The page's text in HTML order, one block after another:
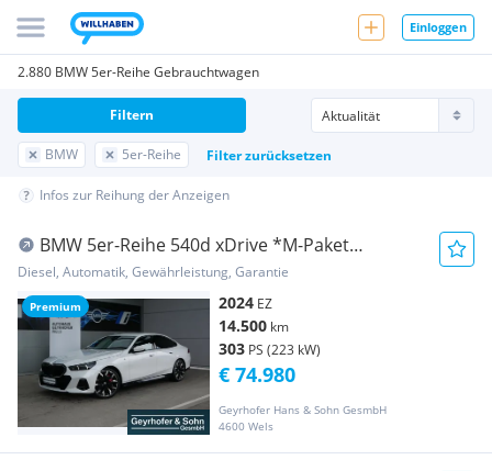
Einloggen
2.880 BMW 5er-Reihe Gebrauchtwagen
BMW 5er-Reihe Filter zurücksetzen
Filtern
Infos zur Reihung der Anzeigen
Premium
BMW 5er-Reihe 540d xDrive *M-Paket
Pro/AHK/B&W Sound/Standhzg...
Diesel, Automatik, Gewährleistung, Garantie
2024 EZ
14.500 km
303 PS (223 kW)
Geyrhofer Hans & Sohn GesmbH
4600 Wels
€ 74.980